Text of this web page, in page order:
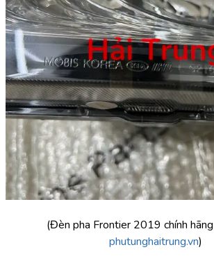
phutunghaitrung.vn)